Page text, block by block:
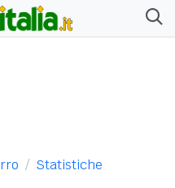
Statistiche